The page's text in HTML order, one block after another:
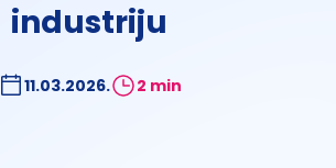
industriju
11.03.2026. 2 min